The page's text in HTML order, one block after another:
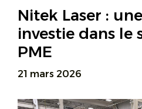
Nitek Laser :
investie dans le
PME
21 mars 2026